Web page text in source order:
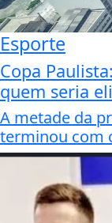
Esporte
Copa
quem seria
A metade da
terminou com